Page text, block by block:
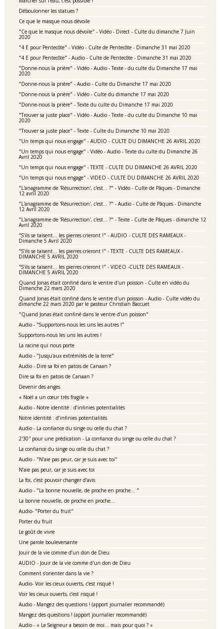
Déboulonner les statues ?
Ce que le masque nous dévoile
"Ce que le masque nous dévoile" - Vidéo - Direct - Culte du dimanche 7 Juin
2020
"4 E pour Pentecôte" - Vidéo - Culte de Pentecôte - Dimanche 31 mai 2020
"4 E pour Pentecôte" - Audio - Culte de Pentecôte - Dimanche 31 mai 2020
"Donne-nous la prière" - Vidéo - Audio - Texte - du culte du Dimanche 17 mai
2020
"Donne-nous la prière" - Audio - Culte du Dimanche 17 mai 2020
"Donne-nous la prière" - Vidéo - Culte du dimanche 17 mai 2020
"Donne-nous la prière" - Texte du culte du Dimanche 17 mai 2020
"Trouver sa juste place" - Vidéo - Audio - Texte - du culte du Dimanche 10 mai
2020
"Trouver sa juste place" - Texte - Culte du Dimanche 10 mai 2020
"Un temps qui nous engage" - AUDIO - CULTE DU DIMANCHE 26 AVRIL 2020
"Un temps qui nous engage" - Vidéo - Audio - Texte du culte du Dimanche 26
Avril 2020
"Un temps qui nous engage" - TEXTE - CULTE DU DIMANCHE 26 AVRIL 2020
"Un temps qui nous engage" - VIDEO - CULTE DU DIMANCHE 26 AVRIL 2020
"L'anagramme de 'Résurrection', c'est... ?" - Vidéo - Culte de Pâques - Dimanche
12 avril 2020
"L'anagramme de 'Résurrection', c'est... ?" - Audio - Culte de Pâques - Dimanche
12 Avril 2020
"L'anagramme de 'Résurrection', c'est... ?" - Texte - Culte de Pâques - dimanche 12
Avril 2020
"S’ils se taisent… les pierres crieront !" - AUDIO - CULTE DES RAMEAUX -
Dimanche 5 Avril 2020
"S’ils se taisent… les pierres crieront !" - TEXTE - CULTE DES RAMEAUX -
DIMANCHE 5 AVRIL 2020
"S’ils se taisent… les pierres crieront !" - VIDEO -CULTE DES RAMEAUX -
DIMANCHE 5 AVRIL 2020
Quand Jonas était confiné dans le ventre d'un poisson - Culte en vidéo du
Dimanche 22 mars 2020
Quand Jonas était confiné dans le ventre d'un poisson - Audio - Culte vidéo du
dimanche 22 mars 2020 par le pasteur Christian Baccuet
"Quand Jonas était confiné dans le ventre d’un poisson"
Audio - "Supportons-nous les uns les autres !"
Supportons-nous les uns les autres !
La racine qui nous porte
Audio - "Jusqu'aux extrémités de la terre"
Audio - Dire sa foi en patois de Canaan ?
Dire sa foi en patois de Canaan ?
Devenir des anges
« Noël a un cœur très fragile »
Audio - Notre identité : d’infinies potentialités
Notre identité : d’infinies potentialités
Audio - La confiance du singe ou celle du chat ?
2'30'' pour une prédication - La confiance du singe ou celle du chat ?
La confiance du singe ou celle du chat ?
Audio - "N’aie pas peur, car je suis avec toi"
N’aie pas peur, car je suis avec toi
La foi, c’est pouvoir changer d’avis
Audio - "La bonne nouvelle, de proche en proche… "
La bonne nouvelle, de proche en proche…
Audio- "Porter du fruit"
Porter du fruit
Le goût de vivre
Une parole bouleversante
Jouir de la vie comme d’un don de Dieu
AUDIO - Jouir de la vie comme d'un don de Dieu
Comment s’orienter dans la vie ?
Audio- Voir les cieux ouverts, c’est risqué !
Voir les cieux ouverts, c’est risqué !
Audio - Mangez des questions ! (apport journalier recommandé)
Mangez des questions ! (apport journalier recommandé)
Audio - « Le Seigneur a besoin de moi… mais pour quoi ? »